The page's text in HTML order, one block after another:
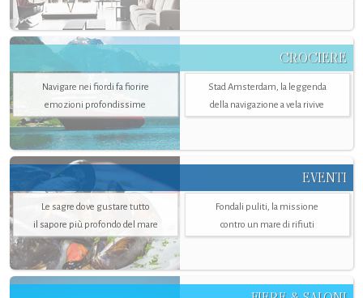
CROCIERE
Navigare nei fiordi fa fiorire
emozioni profondissime
Stad Amsterdam, la leggenda
della navigazione a vela rivive
EVENTI
Le sagre dove gustare tutto
il sapore più profondo del mare
Fondali puliti, la missione
contro un mare di rifiuti